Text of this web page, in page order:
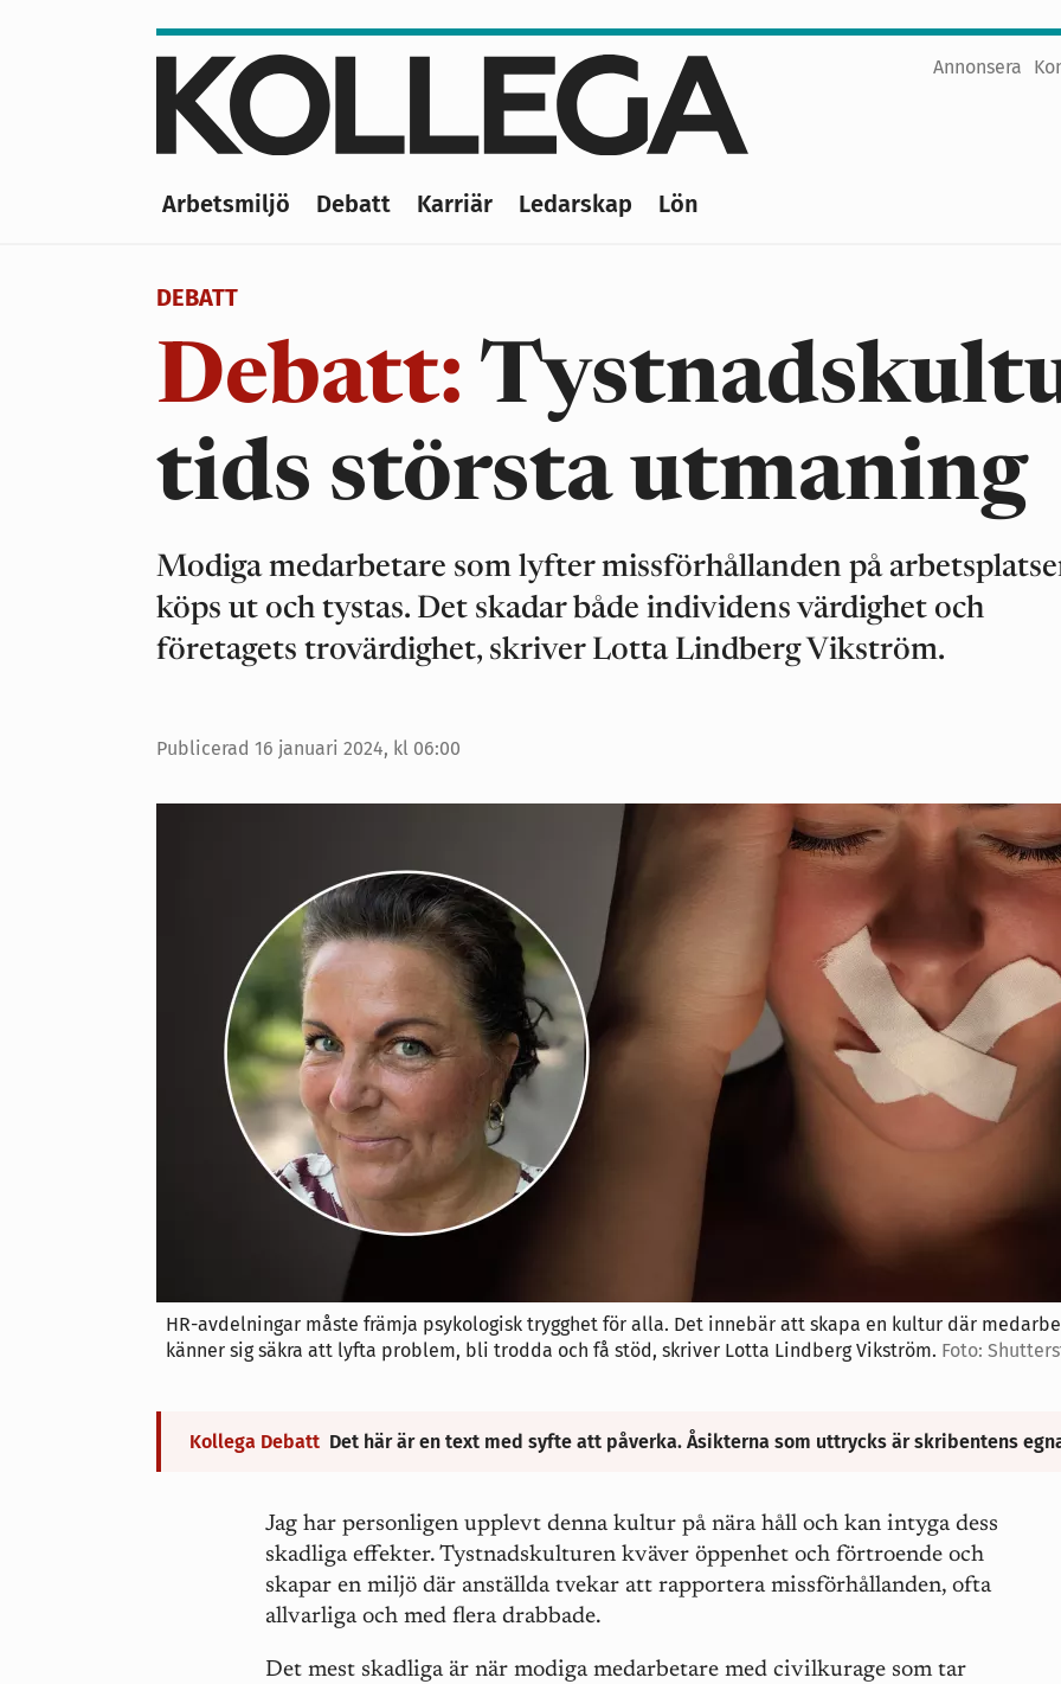
Annonsera
Arbetsmiljö Debatt Karriär Ledarskap Lön
DEBATT
Debatt:
tids största utmaning
Modiga medarbetare som lyfter missförhållanden på
köps ut och tystas. Det skadar både individens värdighet och
företagets trovärdighet, skriver Lotta Lindberg Vikström.
Publicerad 16 januari 2024, kl 06:00
HR-avdelningar måste främja psykologisk trygghet för alla. Det innebär att skapa en kultur där
känner sig säkra att lyfta problem, bli trodda och få stöd, skriver Lotta Lindberg Vikström. Foto:
Kollega Debatt Det här är en text med syfte att påverka. Åsikterna som uttrycks är skribentens
Jag har personligen upplevt denna kultur på nära håll och kan intyga dess
skadliga effekter. Tystnadskulturen kväver öppenhet och förtroende och
skapar en miljö där anställda tvekar att rapportera missförhållanden, ofta
allvarliga och med flera drabbade.
Det mest skadliga är när modiga medarbetare med civilkurage som tar